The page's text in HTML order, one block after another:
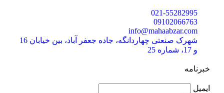
021-55282995
09102066763
info@mahaabzar.com
شهرک صنعتی چهاردانگه، جاده جعفر آباد، بین خیابان 16
و 17، شماره 25
خبرنامه
ایمیل